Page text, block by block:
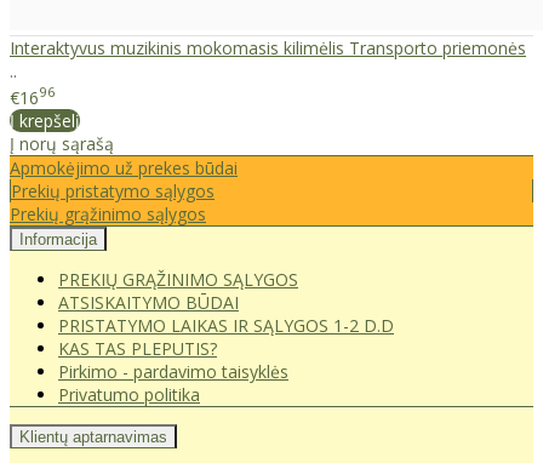
Interaktyvus muzikinis mokomasis kilimėlis Transporto priemonės
..
€1696
Į krepšelį
Į norų sąrašą
Apmokėjimo už prekes būdai
Prekių pristatymo sąlygos
Prekių grąžinimo sąlygos
Informacija
PREKIŲ GRĄŽINIMO SĄLYGOS
ATSISKAITYMO BŪDAI
PRISTATYMO LAIKAS IR SĄLYGOS 1-2 D.D
KAS TAS PLEPUTIS?
Pirkimo - pardavimo taisyklės
Privatumo politika
Klientų aptarnavimas